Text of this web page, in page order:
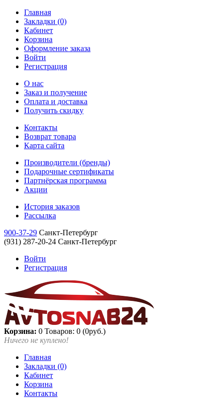
Главная
Закладки (0)
Кабинет
Корзина
Оформление заказа
Войти
Регистрация
О нас
Заказ и получение
Оплата и доставка
Получить скидку
Контакты
Возврат товара
Карта сайта
Производители (бренды)
Подарочные сертификаты
Партнёрская программа
Акции
История заказов
Рассылка
900-37-29 Санкт-Петербург
(931) 287-20-24 Санкт-Петербург
Войти
Регистрация
Корзина: 0 Товаров: 0 (0руб.)
Ничего не куплено!
Главная
Закладки (0)
Кабинет
Корзина
Контакты